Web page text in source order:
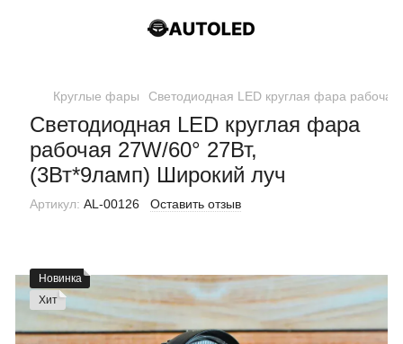
Круглые фары Светодиодная LED круглая фара
Светодиодная LED круглая фара
рабочая 27W/60° 27Вт,
(3Вт*9ламп) Широкий луч
Артикул: AL-00126 Оставить отзыв
Новинка
Хит